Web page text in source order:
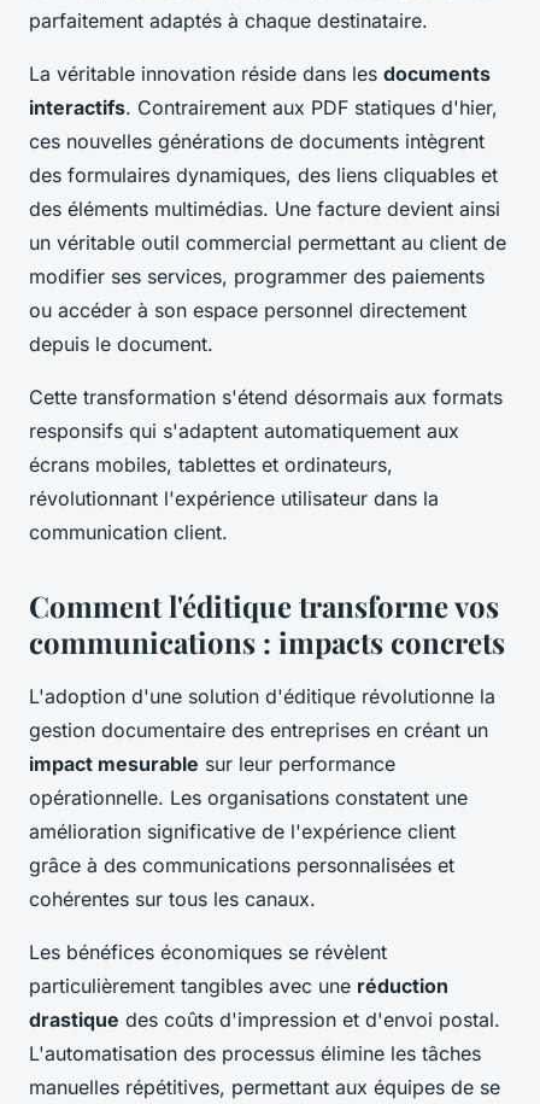
parfaitement adaptés à chaque destinataire.
La véritable innovation réside dans les documents
interactifs. Contrairement aux PDF statiques d'hier,
ces nouvelles générations de documents intègrent
des formulaires dynamiques, des liens cliquables et
des éléments multimédias. Une facture devient ainsi
un véritable outil commercial permettant au client de
modifier ses services, programmer des paiements
ou accéder à son espace personnel directement
depuis le document.
Cette transformation s'étend désormais aux formats
responsifs qui s'adaptent automatiquement aux
écrans mobiles, tablettes et ordinateurs,
révolutionnant l'expérience utilisateur dans la
communication client.
Comment l'éditique transforme vos
communications : impacts concrets
L'adoption d'une solution d'éditique révolutionne la
gestion documentaire des entreprises en créant un
impact mesurable sur leur performance
opérationnelle. Les organisations constatent une
amélioration significative de l'expérience client
grâce à des communications personnalisées et
cohérentes sur tous les canaux.
Les bénéfices économiques se révèlent
particulièrement tangibles avec une réduction
drastique des coûts d'impression et d'envoi postal.
L'automatisation des processus élimine les tâches
manuelles répétitives, permettant aux équipes de se